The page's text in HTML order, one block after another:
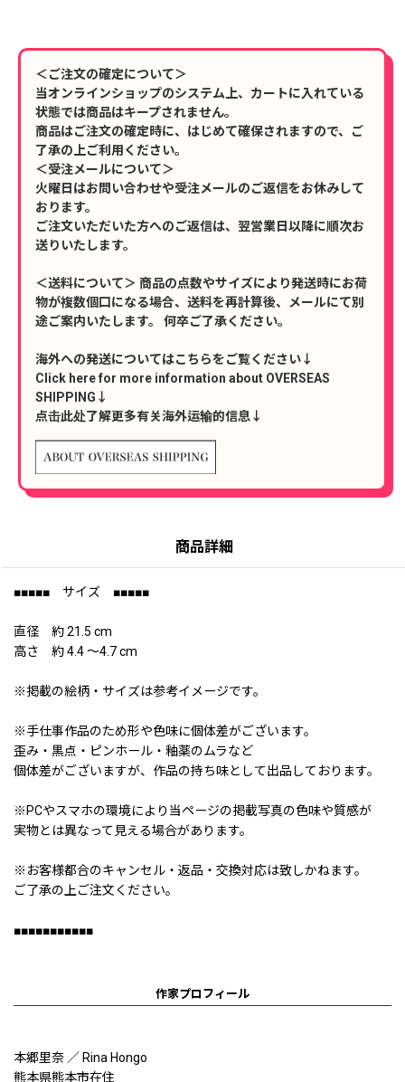
＜ご注文の確定について＞
当オンラインショップのシステム上、カートに入れている
状態では商品はキープされません。
商品はご注文の確定時に、はじめて確保されますので、ご
了承の上ご利用ください。
＜受注メールについて＞
火曜日はお問い合わせや受注メールのご返信をお休みして
おります。
ご注文いただいた方へのご返信は、翌営業日以降に順次お
送りいたします。
＜送料について＞ 商品の点数やサイズにより発送時にお荷
物が複数個口になる場合、送料を再計算後、メールにて別
途ご案内いたします。 何卒ご了承ください。
海外への発送についてはこちらをご覧ください↓
Click here for more information about OVERSEAS
SHIPPING↓
点击此处了解更多有关海外运输的信息↓
商品詳細
■■■■■ サイズ ■■■■■
直径 約 21.5 cm
高さ 約 4.4 〜4.7 cm
※掲載の絵柄・サイズは参考イメージです。
※手仕事作品のため形や色味に個体差がございます。
歪み・黒点・ピンホール・釉薬のムラなど
個体差がございますが、作品の持ち味として出品しております。
※PCやスマホの環境により当ページの掲載写真の色味や質感が
実物とは異なって見える場合があります。
※お客様都合のキャンセル・返品・交換対応は致しかねます。
ご了承の上ご注文ください。
■■■■■■■■■■■
作家プロフィール
本郷里奈 ／ Rina Hongo
熊本県熊本市在住